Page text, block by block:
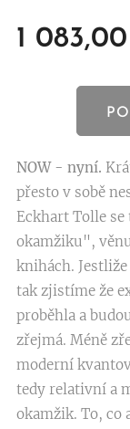
1 083,00
NOW - nyní.
přesto v sobě
Eckhart Tolle
okamžiku",
knihách.
tak zjistíme že
proběhla a
zřejmá. Méně
moderní
tedy relativní a
okamžik. To, co